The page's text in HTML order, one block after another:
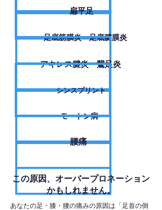
扁平足
足底筋膜炎・足底腱膜炎
アキレス腱炎・鵞足炎
シンスプリント
モートン病
腰痛
​この原因、オーバープロネーション
かもしれません。
あなたの足・膝・腰の痛みの原因は「足首の倒